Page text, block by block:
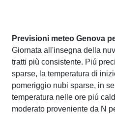
Previsioni meteo Genova
Giornata all'insegna della
tratti più consistente. Piú
sparse, la temperatura di
pomeriggio nubi sparse, in
temperatura nelle ore piú
moderato proveniente da N